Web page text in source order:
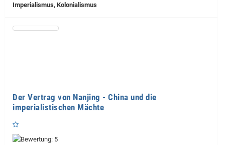
Imperialismus, Kolonialismus
Der Vertrag von Nanjing - China und die
imperialistischen Mächte